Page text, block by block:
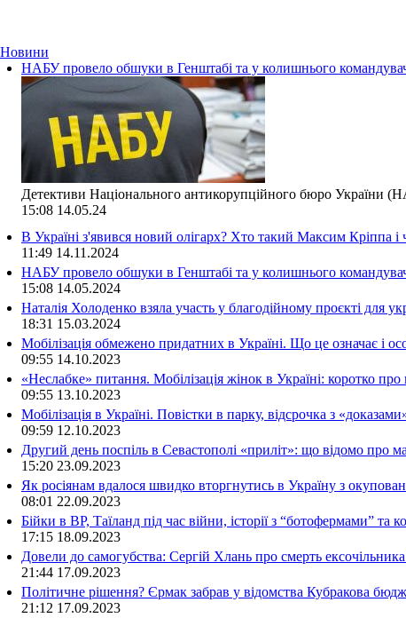
Новини
НАБУ провело обшуки в Генштабі та у колишнього
Детективи Національного антикорупційного бюро України
15:08 14.05.24
В Україні з'явився новий олігарх? Хто такий Максим Кріппа
11:49 14.11.2024
НАБУ провело обшуки в Генштабі та у колишнього
15:08 14.05.2024
Наталія Холоденко взяла участь у благодійному проєкті для
18:31 15.03.2024
Мобілізація обмежено придатних в Україні. Що це означає і
09:55 14.10.2023
«Неслабке» питання. Мобілізація жінок в Україні: коротко про
09:55 13.10.2023
Мобілізація в Україні. Повістки в парку, відсрочка з
09:59 12.10.2023
Другий день поспіль в Севастополі «приліт»: що відомо про
15:20 23.09.2023
Як росіянам вдалося швидко вторгнутись в Україну з
08:01 22.09.2023
Бійки в ВР, Таїланд під час війни, історії з “ботофермами”
17:15 18.09.2023
Довели до самогубства: Сергій Хлань про смерть
21:44 17.09.2023
Політичне рішення? Єрмак забрав у відомства Кубракова
21:12 17.09.2023